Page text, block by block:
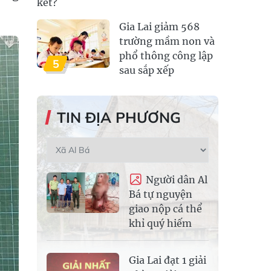
5
Gia Lai giảm 568
trường mầm non và
phổ thông công lập
sau sắp xếp
TIN ĐỊA PHƯƠNG
Người dân Al
Bá tự nguyện
giao nộp cá thể
khỉ quý hiếm
Gia Lai đạt 1 giải